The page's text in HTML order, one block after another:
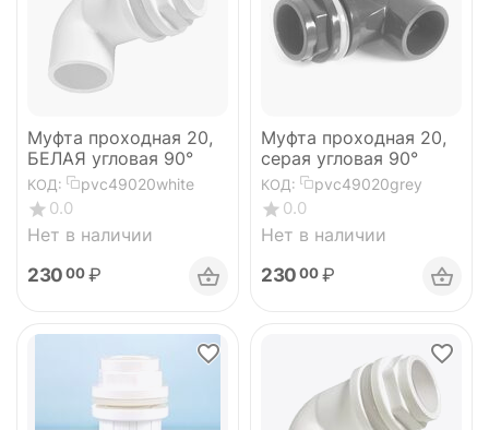
Муфта проходная 20,
БЕЛАЯ угловая 90°
КОД: pvc49020white
0.0
Нет в наличии
230 00 ₽
Муфта проходная 20,
серая угловая 90°
КОД: pvc49020grey
0.0
Нет в наличии
230 00 ₽